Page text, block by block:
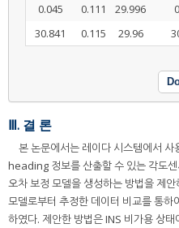
0.045
0.111 29.996
30.841
0.115 29.96
Ⅲ. 결 론
본 논문에서는 레이다 시스템에서
heading 정보를 산출할 수 있는 각도
오차 보정 모델을 생성하는 방법을 제
모델로부터 추정한 데이터 비교를 통
하였다. 제안한 방법은 INS 비가용 상